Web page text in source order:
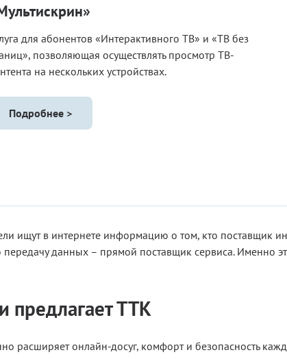
для абонентов «Интерактивного ТВ» и «ТВ без
позволяющая осуществлять просмотр ТВ-
на нескольких устройствах.
Подробнее >
ищут в интернете информацию о том, кто поставщик
данных – прямой поставщик сервиса. Именно
предлагает ТТК
расширяет онлайн-досуг, комфорт и безопасность